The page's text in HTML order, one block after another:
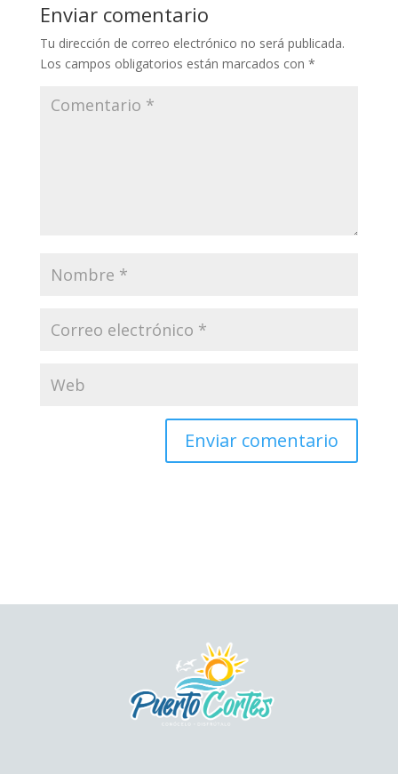
Enviar comentario
Tu dirección de correo electrónico no será publicada.
Los campos obligatorios están marcados con *